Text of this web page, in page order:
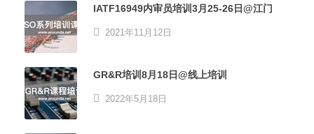
IATF16949内审员培训3月25-26日@江门
2021年11月12日
GR&R培训8月18日@线上培训
2022年5月18日